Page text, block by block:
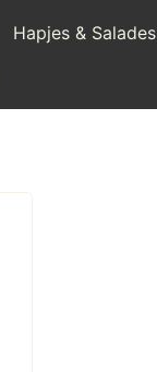
Hapjes & Salades